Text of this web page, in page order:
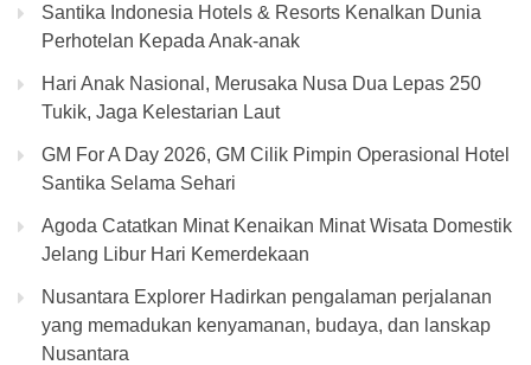
Santika Indonesia Hotels & Resorts Kenalkan Dunia
Perhotelan Kepada Anak-anak
Hari Anak Nasional, Merusaka Nusa Dua Lepas 250
Tukik, Jaga Kelestarian Laut
GM For A Day 2026, GM Cilik Pimpin Operasional Hotel
Santika Selama Sehari
Agoda Catatkan Minat Kenaikan Minat Wisata Domestik
Jelang Libur Hari Kemerdekaan
Nusantara Explorer Hadirkan pengalaman perjalanan
yang memadukan kenyamanan, budaya, dan lanskap
Nusantara